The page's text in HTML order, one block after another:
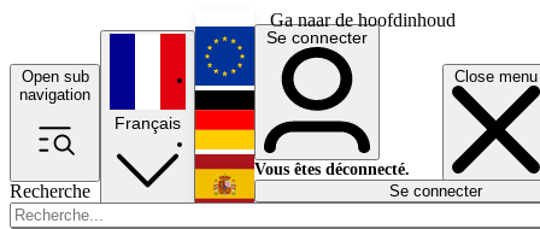
Ga naar de hoofdinhoud
Open sub
navigation
Close menu
Recherche
Français
English
Deutsch
Español
Se connecter
Vous êtes déconnecté.
Se connecter